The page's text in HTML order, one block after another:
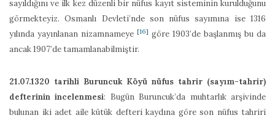
sayıldığını ve ilk kez düzenli bir nüfus kayıt sisteminin kurulduğunu
görmekteyiz. Osmanlı Devleti’nde son nüfus sayımına ise 1316
yılında yayınlanan nizamnameye [16] göre 1903’de başlanmış bu da
ancak 1907’de tamamlanabilmiştir.
21.07.1320 tarihli Buruncuk Köyü nüfus tahrir (sayım-tahrir)
defterinin incelenmesi: Bugün Buruncuk’da muhtarlık arşivinde
bulunan iki adet aile kütük defteri kaydına göre son nüfus tahriri